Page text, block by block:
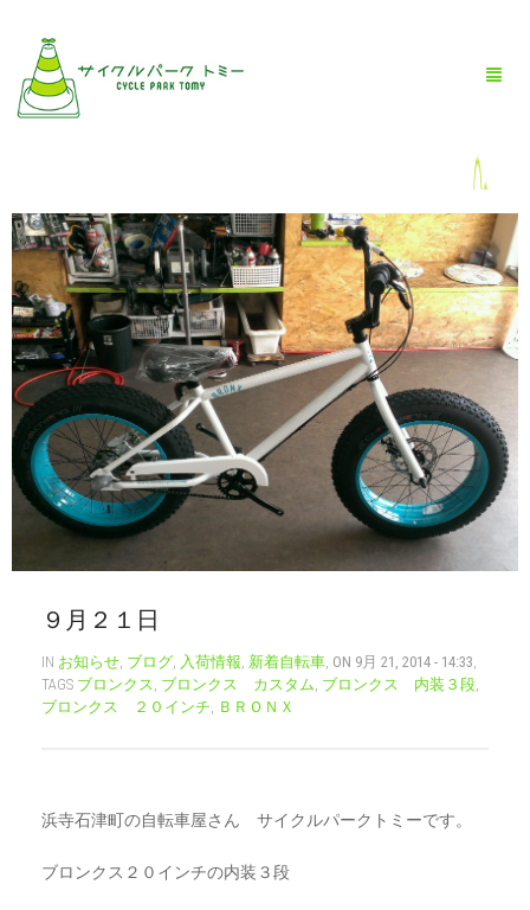
HOME
全商品一覧
BLOG
店舗情報
お問い合わせ
お買い物ガイド
マイアカウント（初回登録はこちら）
９月２１日
IN お知らせ ブログ 入荷情報 新着自転車 ON 9月 21, 2014 - 14:33
TAGS ブロンクス ブロンクス カスタム ブロンクス 内装３段
ブロンクス ２０インチ
ＢＲＯＮＸ
浜寺石津町の自転車屋さん サイクルパークトミーです。
ブロンクス２０インチの内装３段